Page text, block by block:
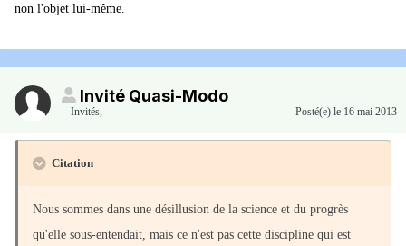
non l'objet lui-même.
Invité Quasi-Modo
Invités, Posté(e) le 16 mai 2013
Citation
Nous sommes dans une désillusion de la science et du progrès
qu'elle sous-entendait, mais ce n'est pas cette discipline qui est